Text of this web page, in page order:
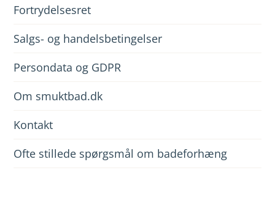
Fortrydelsesret
Salgs- og handelsbetingelser
Persondata og GDPR
Om smuktbad.dk
Kontakt
Ofte stillede spørgsmål om badeforhæng